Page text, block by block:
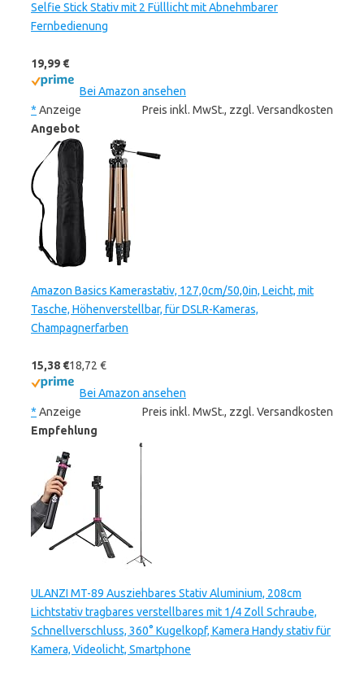
Selfie Stick Stativ mit 2 Fülllicht mit Abnehmbarer
Fernbedienung
19,99 €
Bei Amazon ansehen
* Anzeige
Preis inkl. MwSt., zzgl. Versandkosten
Angebot
Amazon Basics Kamerastativ, 127,0cm/50,0in, Leicht, mit
Tasche, Höhenverstellbar, für DSLR-Kameras,
Champagnerfarben
15,38 €18,72 €
Bei Amazon ansehen
* Anzeige
Preis inkl. MwSt., zzgl. Versandkosten
Empfehlung
ULANZI MT-89 Ausziehbares Stativ Aluminium, 208cm
Lichtstativ tragbares verstellbares mit 1/4 Zoll Schraube,
Schnellverschluss, 360° Kugelkopf, Kamera Handy stativ für
Kamera, Videolicht, Smartphone